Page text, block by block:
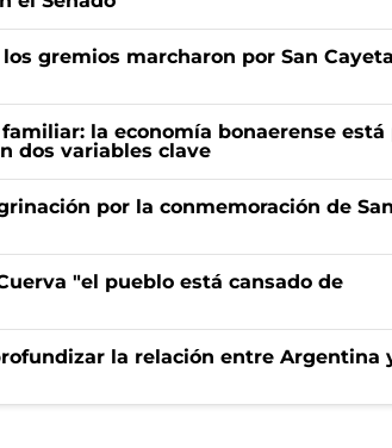
gremios marcharon por San
la economía bonaerense está
dos variables clave
por la conmemoración de San
"el pueblo está cansado de
la relación entre Argentina